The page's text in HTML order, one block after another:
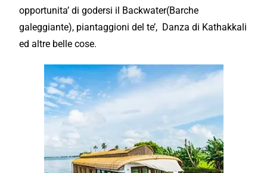
opportunita’ di godersi il Backwater(Barche
galeggiante), piantaggioni del te’, Danza di Kathakkali
ed altre belle cose.